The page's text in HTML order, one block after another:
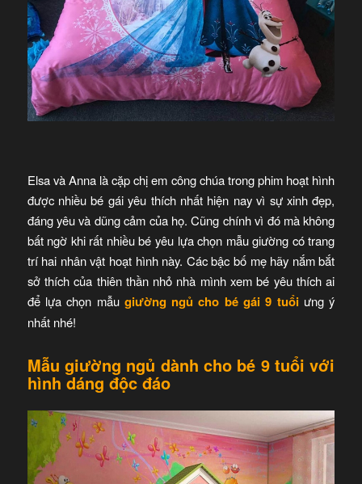
Elsa và Anna là cặp chị em công chúa trong phim hoạt hình
được nhiều bé gái yêu thích nhất hiện nay vì sự xinh đẹp,
đáng yêu và dũng cảm của họ. Cũng chính vì đó mà không
bất ngờ khi rất nhiều bé yêu lựa chọn mẫu giường có trang
trí hai nhân vật hoạt hình này. Các bậc bố mẹ hãy nắm bắt
sở thích của thiên thần nhỏ nhà mình xem bé yêu thích ai
để lựa chọn mẫu giường ngủ cho bé gái 9 tuổi ưng ý
nhất nhé!
Mẫu giường ngủ dành cho bé 9 tuổi với
hình dáng độc đáo